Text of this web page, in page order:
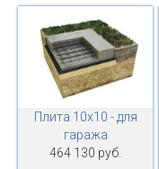
Плита 10х10 - для
гаража
464 130 руб.